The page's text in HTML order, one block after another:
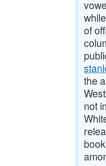
of
the
not